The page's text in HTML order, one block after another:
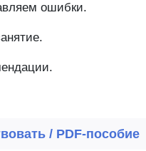
ошибки.
/ PDF-пособие